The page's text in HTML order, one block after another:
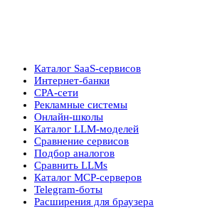
Каталог SaaS-сервисов
Интернет-банки
CPA-сети
Рекламные системы
Онлайн-школы
Каталог LLM-моделей
Сравнение сервисов
Подбор аналогов
Сравнить LLMs
Каталог MCP-серверов
Telegram-боты
Расширения для браузера